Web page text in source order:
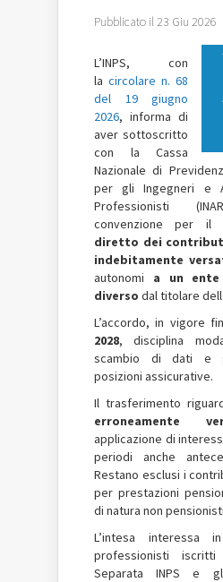
Pubblicato il 23 Giu 2026
L’INPS, con
la circolare n. 68
del 19 giugno
2026, informa di
aver sottoscritto
con la Cassa
Nazionale di
per gli Ingegneri e
Professionisti
convenzione per il
diretto dei
indebitamente
autonomi a un ente
diverso dal titolare
L’accordo, in vigore
2028, disciplina
scambio di dati e
posizioni assicurative.
Il trasferimento
erroneamente
applicazione di
periodi anche
Restano esclusi i
per prestazioni
di natura non
L’intesa interessa
professionisti
Separata INPS e